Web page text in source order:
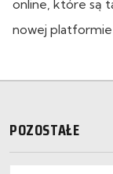
online, które są
nowej
POZOSTAŁE